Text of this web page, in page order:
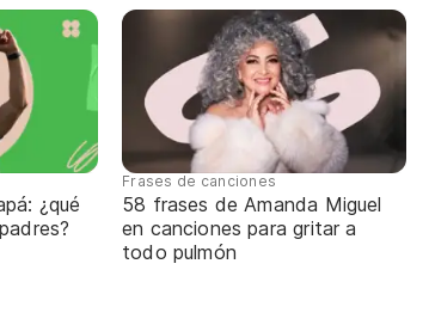
¿qué
Frases de canciones
58 frases de Amanda Miguel
en canciones para gritar a
todo pulmón